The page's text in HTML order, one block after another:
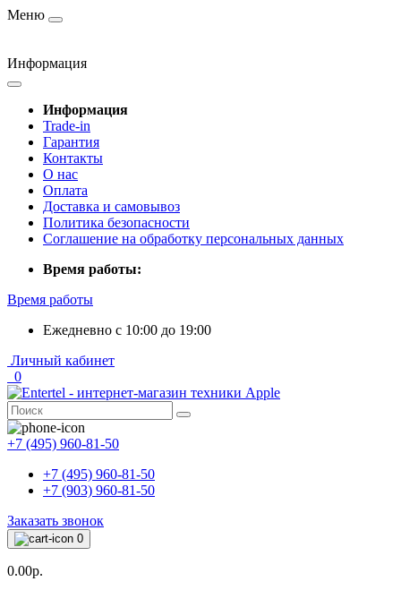
Меню
Информация
Информация
Trade-in
Гарантия
Контакты
О нас
Оплата
Доставка и самовывоз
Политика безопасности
Соглашение на обработку персональных данных
Время работы:
Время работы
Ежедневно с 10:00 до 19:00
Личный кабинет
0
+7 (495) 960-81-50
+7 (495) 960-81-50
+7 (903) 960-81-50
Заказать звонок
0
0.00р.